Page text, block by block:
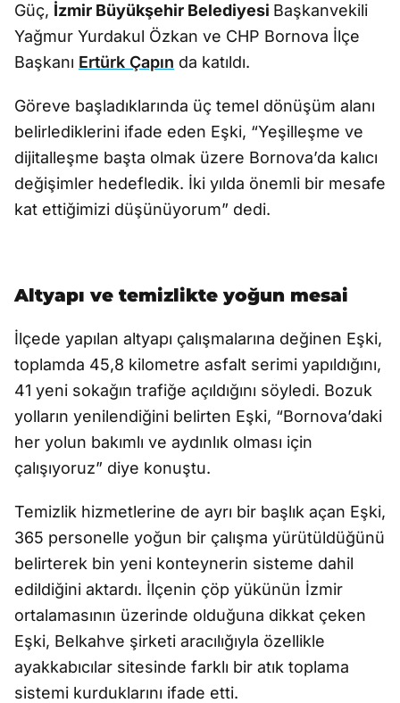
Güç, İzmir Büyükşehir Belediyesi Başkanvekili
Yağmur Yurdakul Özkan ve CHP Bornova İlçe
Başkanı Ertürk Çapın da katıldı.
Göreve başladıklarında üç temel dönüşüm alanı
belirlediklerini ifade eden Eşki, “Yeşilleşme ve
dijitalleşme başta olmak üzere Bornova’da kalıcı
değişimler hedefledik. İki yılda önemli bir mesafe
kat ettiğimizi düşünüyorum” dedi.
Altyapı ve temizlikte yoğun mesai
İlçede yapılan altyapı çalışmalarına değinen Eşki,
toplamda 45,8 kilometre asfalt serimi yapıldığını,
41 yeni sokağın trafiğe açıldığını söyledi. Bozuk
yolların yenilendiğini belirten Eşki, “Bornova’daki
her yolun bakımlı ve aydınlık olması için
çalışıyoruz” diye konuştu.
Temizlik hizmetlerine de ayrı bir başlık açan Eşki,
365 personelle yoğun bir çalışma yürütüldüğünü
belirterek bin yeni konteynerin sisteme dahil
edildiğini aktardı. İlçenin çöp yükünün İzmir
ortalamasının üzerinde olduğuna dikkat çeken
Eşki, Belkahve şirketi aracılığıyla özellikle
ayakkabıcılar sitesinde farklı bir atık toplama
sistemi kurduklarını ifade etti.